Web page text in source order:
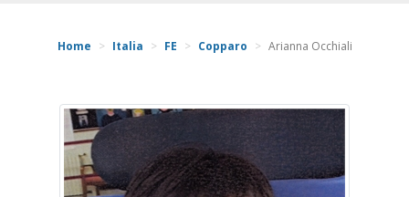
Home Italia FE Copparo Arianna Occhiali